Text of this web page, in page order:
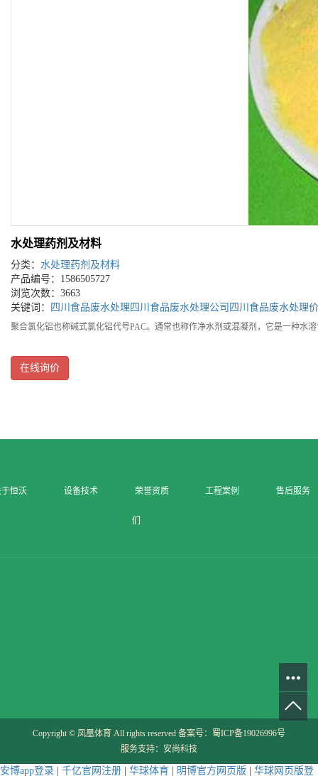
水处理药剂及材料
分类： 水处理药剂及材料
产品编号：1586505727
浏览次数：3663
关键词：
四川食品废水处理 四川食品废水处理公司 四川食品废水处理
聚合氯化铝也称碱式氯化铝代号PAC。通常也称作净水剂或混凝剂，它是一种水
在线询价
恒沃 设备技术 荣誉资质 工程案例 售后服务
们
Copyright © 凤凰体育 All rights reserved 备案号： 蜀ICP备19026996号
服务支持： 安尚科技
安博app登录 千亿官网注册 华球体育 明博官方网页版 华球网页版登